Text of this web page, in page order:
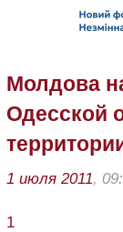
Молдова
Одесской
1 июля 2011,
1